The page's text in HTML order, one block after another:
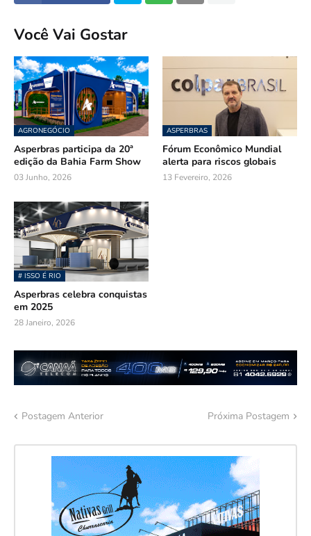
Você Vai Gostar
AGRONEGÓCIO
Asperbras participa da 20ª
edição da Bahia Farm Show
03 Junho, 2026
ASPERBRAS
Fórum Econômico Mundial
alerta para riscos globais
13 Fevereiro, 2026
# ISSO É RIO
Asperbras celebra conquistas
em 2025
28 Janeiro, 2026
Postagem Anterior Próxima Postagem